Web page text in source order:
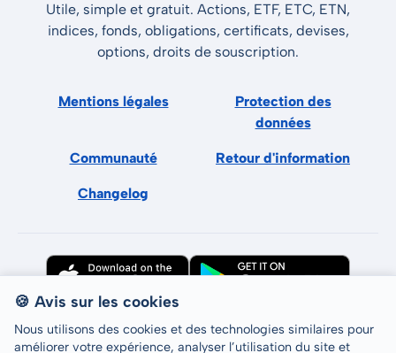
Utile, simple et gratuit. Actions, ETF, ETC, ETN,
indices, fonds, obligations, certificats, devises,
options, droits de souscription.
Mentions légales
Protection des
données
Communauté Retour d'information
Changelog
🍪 Avis sur les cookies
Nous utilisons des cookies et des technologies similaires pour
améliorer votre expérience, analyser l’utilisation du site et